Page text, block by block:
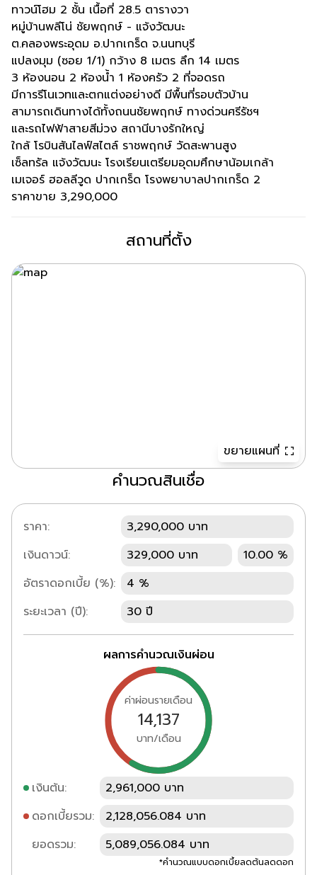
ทาวน์โฮม 2 ชั้น เนื้อที่ 28.5 ตารางวา
หมู่บ้านพลีโน่ ชัยพฤกษ์ - แจ้งวัฒนะ
ต.คลองพระอุดม อ.ปากเกร็ด จ.นนทบุรี
แปลงมุม (ซอย 1/1) กว้าง 8 เมตร ลึก 14 เมตร
3 ห้องนอน 2 ห้องน้ำ 1 ห้องครัว 2 ที่จอดรถ
มีการรีโนเวทและตกแต่งอย่างดี มีพื้นที่รอบตัวบ้าน
สามารถเดินทางได้ทั้งถนนชัยพฤกษ์ ทางด่วนศรีรัชฯ
และรถไฟฟ้าสายสีม่วง สถานีบางรักใหญ่
ใกล้ โรบินสันไลฟ์สไตล์ ราชพฤกษ์ วัดสะพานสูง
เซ็ลทรัล แจ้งวัฒนะ โรงเรียนเตรียมอุดมศึกษาน้อมเกล้า
เมเจอร์ ฮอลลีวูด ปากเกร็ด โรงพยาบาลปากเกร็ด 2
ราคาขาย 3,290,000
สถานที่ตั้ง
ขยายแผนที่
คำนวณสินเชื่อ
ราคา:
3,290,000 บาท
เงินดาวน์:
329,000 บาท
10.00 %
อัตราดอกเบี้ย (%):
4 %
ระยะเวลา (ปี):
30 ปี
ผลการคำนวณเงินผ่อน
ค่าผ่อนรายเดือน
14,137
บาท/เดือน
เงินต้น:
2,961,000 บาท
ดอกเบี้ยรวม:
2,128,056.084 บาท
ยอดรวม:
5,089,056.084 บาท
*คำนวณแบบดอกเบี้ยลดต้นลดดอก